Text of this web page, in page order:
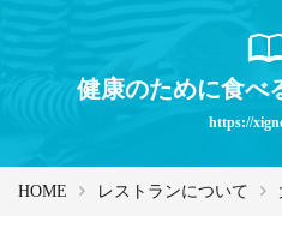
健康のために食べ
https://
HOME レストランについて